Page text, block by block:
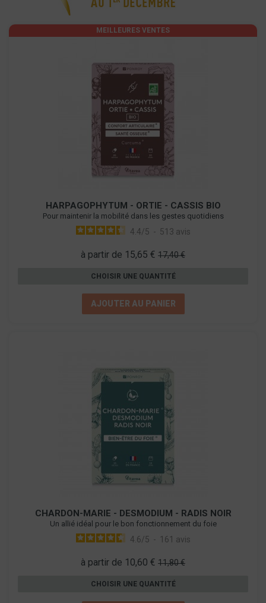
MEILLEURES VENTES
HARPAGOPHYTUM - ORTIE - CASSIS BIO
Pour maintenir la mobilité dans les gestes quotidiens
4.4/5 - 513 avis
à partir de 15,65 € 17,40 €
CHOISIR UNE QUANTITÉ
AJOUTER AU PANIER
CHARDON-MARIE - DESMODIUM - RADIS NOIR
Un allié idéal pour le bon fonctionnement du foie
4.6/5 - 161 avis
à partir de 10,60 € 11,80 €
CHOISIR UNE QUANTITÉ